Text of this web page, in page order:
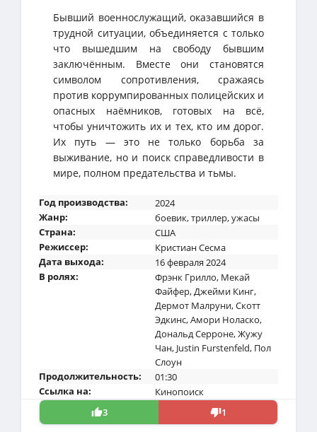
Бывший военнослужащий, оказавшийся в
трудной ситуации, объединяется с только
что вышедшим на свободу бывшим
заключённым. Вместе они становятся
символом сопротивления, сражаясь
против коррумпированных полицейских и
опасных наёмников, готовых на всё,
чтобы уничтожить их и тех, кто им дорог.
Их путь — это не только борьба за
выживание, но и поиск справедливости в
мире, полном предательства и тьмы.
Год производства:
2024
Жанр:
боевик,триллер,ужасы
Страна:
США
Режиссер:
Кристиан Сесма
Дата выхода:
16 февраля 2024
В ролях:
Фрэнк Грилло, Мекай
Файфер,Джейми Кинг,
Дермот Малруни,Скотт
Эдкинс,Амори Ноласко,
Дональд Серроне,Жужу
Чан, Justin Furstenfeld, Пол
Слоун
Продолжительность:
01:30
Ссылка на:
Кинопоиск
3
1